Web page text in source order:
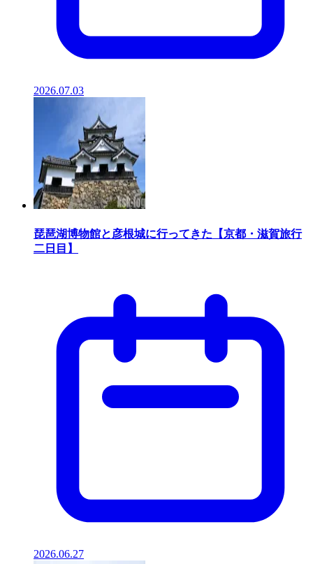
2026.07.03
琵琶湖博物館と彦根城に行ってきた【京都・滋賀旅行
二日目】
2026.06.27